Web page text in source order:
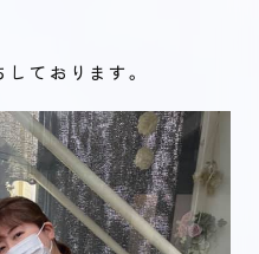
ております。